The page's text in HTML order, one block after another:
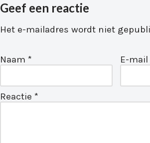
Geef een reactie
Het e-mailadres wordt niet
Naam * E-mail
Reactie *